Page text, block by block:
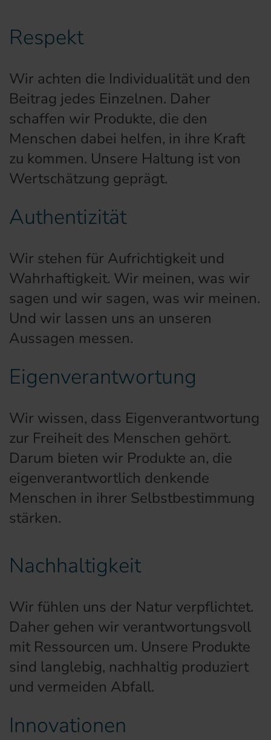
Respekt
Wir achten die Individualität und den
Beitrag jedes Einzelnen. Daher
schaffen wir Produkte, die den
Menschen dabei helfen, in ihre Kraft
zu kommen. Unsere Haltung ist von
Wertschätzung geprägt.
Authentizität
Wir stehen für Aufrichtigkeit und
Wahrhaftigkeit. Wir meinen, was wir
sagen und wir sagen, was wir meinen.
Und wir lassen uns an unseren
Aussagen messen.
Eigenverantwortung
Wir wissen, dass Eigenverantwortung
zur Freiheit des Menschen gehört.
Darum bieten wir Produkte an, die
eigenverantwortlich denkende
Menschen in ihrer Selbstbestimmung
stärken.
Nachhaltigkeit
Wir fühlen uns der Natur verpflichtet.
Daher gehen wir verantwortungsvoll
mit Ressourcen um. Unsere Produkte
sind langlebig, nachhaltig produziert
und vermeiden Abfall.
Innovationen